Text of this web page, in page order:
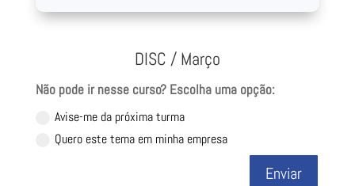
DISC / Março
Não pode ir nesse curso? Escolha uma opção:
Avise-me da próxima turma
Quero este tema em minha empresa
Enviar